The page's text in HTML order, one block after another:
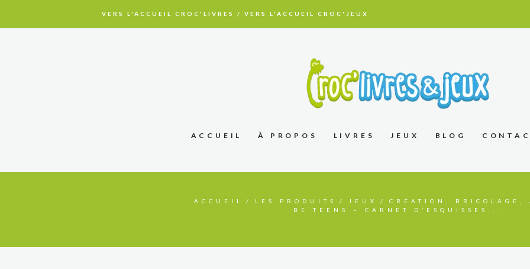
VERS L'ACCUEIL CROC'LIVRES / VERS L'ACCUEIL CROC'JEUX
ACCUEIL À PROPOS LIVRES JEUX BLOG
ACCUEIL LES PRODUITS JEUX
CRÉATION, BRICOLAGE,
BE TEENS – CARNET D’ESQUISSES...